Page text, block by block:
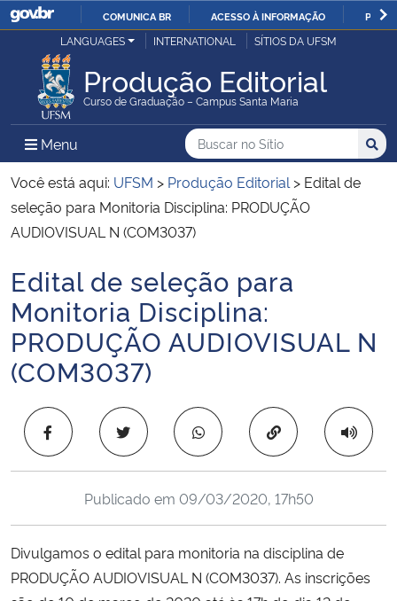
IR
O
COMUNICA BR ACESSO À INFORMAÇÃO
Ministério da Justiça e Segurança Pública
Ministério da Defesa
Ministério das Relações Exteriores
Ministério da Economia
Ministério da Infraestrutura
Ministério da Agricultura, Pecuária e Abastecimento
Ministério da Educação
Ministério da Cidadania
Ministério da Saúde
Ministério de Minas e Energia
Ministério da Ciência, Tecnologia, Inovações e Comunicações
LANGUAGES INTERNATIONAL SÍTIOS DA UFSM
Produção Editorial
Curso de Graduação – Campus Santa Maria
Menu Menu Principal do Sítio
Busca
Buscar no no Sítio
Busca:
Você está aqui: UFSM > Produção Editorial > Edital de
seleção para Monitoria Disciplina: PRODUÇÃO
AUDIOVISUAL N (COM3037)
Início do conteúdo
Edital de seleção para
Monitoria Disciplina:
PRODUÇÃO AUDIOVISUAL N
(COM3037)
Copiar para área
Publicado em 09/03/2020, 17h50
Divulgamos o edital para monitoria na disciplina de
PRODUÇÃO AUDIOVISUAL N (COM3037). As inscrições